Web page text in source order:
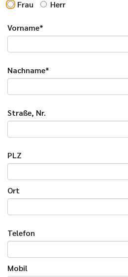
Frau
Herr
Vorname*
Nachname*
Straße, Nr.
PLZ
Ort
Telefon
Mobil